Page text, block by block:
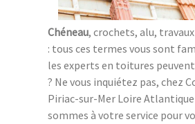
Chéneau, crochets, alu,
: tous ces termes vous sont
les experts en toitures
? Ne vous inquiétez pas, chez
Piriac-sur-Mer Loire Atlantique
sommes à votre service pour